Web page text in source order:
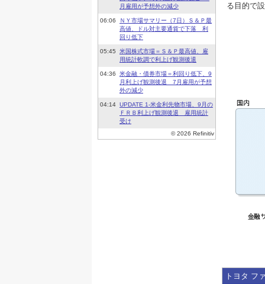
る目的で
トヨタ フ